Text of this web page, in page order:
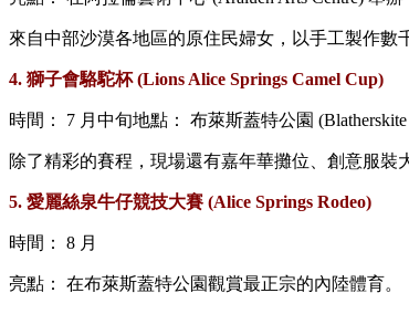
來自中部沙漠各地區的原住民婦女，以手工製作數
4. 獅子會駱駝杯 (Lions Alice Springs Camel Cup)
時間： 7 月中旬地點： 布萊斯蓋特公園
除了精彩的賽程，現場還有嘉年華攤位、創意服裝
5. 愛麗絲泉牛仔競技大賽 (Alice Springs Rodeo)
時間： 8 月
亮點： 在布萊斯蓋特公園觀賞最正宗的內陸體育。